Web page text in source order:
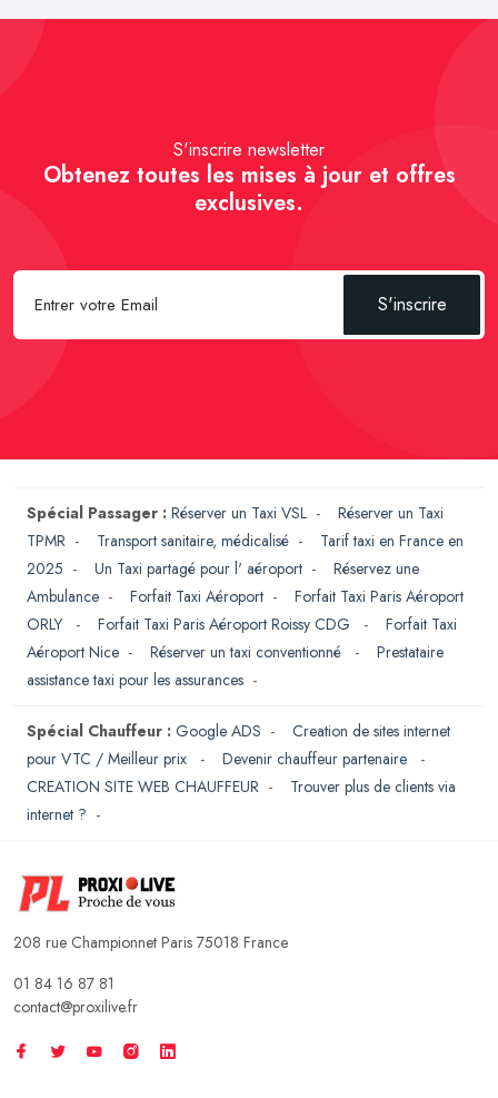
S'inscrire newsletter
Obtenez toutes les mises à jour et offres
exclusives.
S'inscrire
Spécial Passager : Réserver un Taxi VSL - Réserver un Taxi
TPMR - Transport sanitaire, médicalisé - Tarif taxi en France en
2025 - Un Taxi partagé pour l' aéroport - Réservez une
Ambulance - Forfait Taxi Aéroport - Forfait Taxi Paris Aéroport
ORLY
- Forfait Taxi Paris Aéroport Roissy CDG - Forfait Taxi
Aéroport Nice - Réserver un taxi conventionné - Prestataire
assistance taxi pour les assurances -
Spécial Chauffeur : Google ADS - Creation de sites internet
pour VTC / Meilleur prix
- Devenir chauffeur partenaire
-
CREATION SITE WEB CHAUFFEUR - Trouver plus de clients via
internet ? -
208 rue Championnet Paris 75018 France
01 84 16 87 81
contact@proxilive.fr